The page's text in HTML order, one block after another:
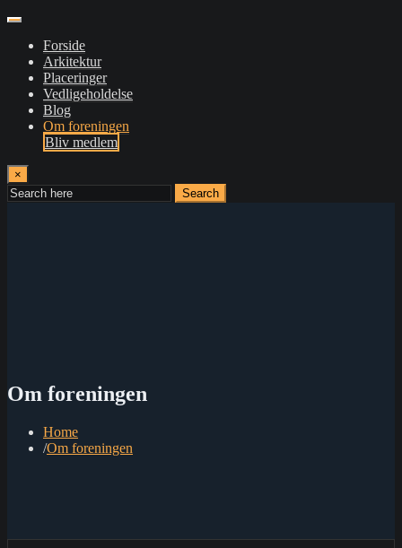
Forside
Arkitektur
Placeringer
Vedligeholdelse
Blog
Om foreningen
Bliv medlem
×
Search
Om foreningen
Home
Om foreningen